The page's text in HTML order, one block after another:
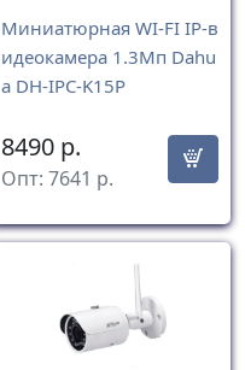
Миниатюрная WI-FI IP-в
идеокамера 1.3Мп Dahu
a DH-IPC-K15P
8490 р.
Опт: 7641 р.